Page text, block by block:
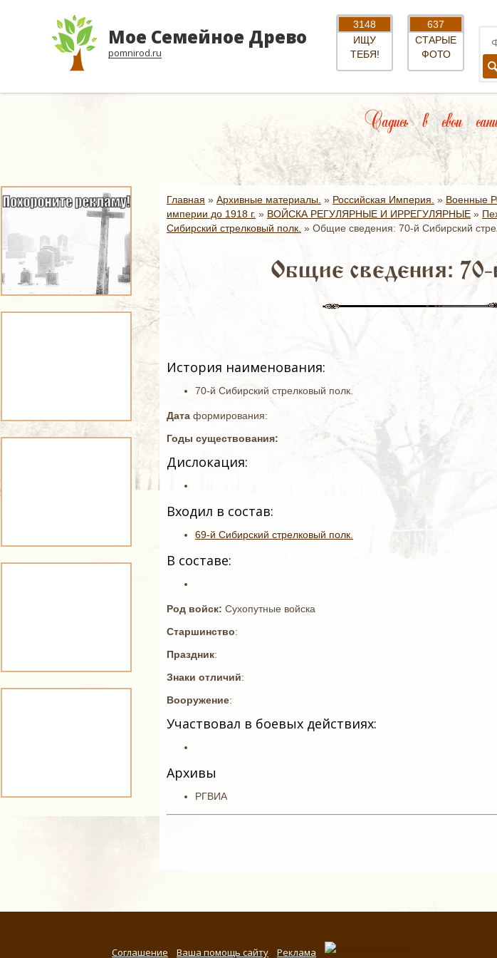
Мое Семейное Древо
pomnirod.ru
3148
ИЩУ
ТЕБЯ!
637
СТАРЫЕ
ФОТО
Садись в свои
Главная » Архивные материалы. » Российская Империя. » Военные
империи до 1918 г. » ВОЙСКА РЕГУЛЯРНЫЕ И ИРРЕГУЛЯРНЫЕ »
Сибирский стрелковый полк. » Общие сведения: 70-й Сибирский
Общие сведения: 70-
История наименования:
70-й Сибирский стрелковый полк.
Дата формирования:
Годы существования:
Дислокация:
Входил в состав:
69-й Сибирский стрелковый полк.
В составе:
Род войск: Сухопутные войска
Старшинство:
Праздник:
Знаки отличий:
Вооружение:
Участвовал в боевых действиях:
Архивы
РГВИА
Соглашение Ваша помощь сайту Реклама